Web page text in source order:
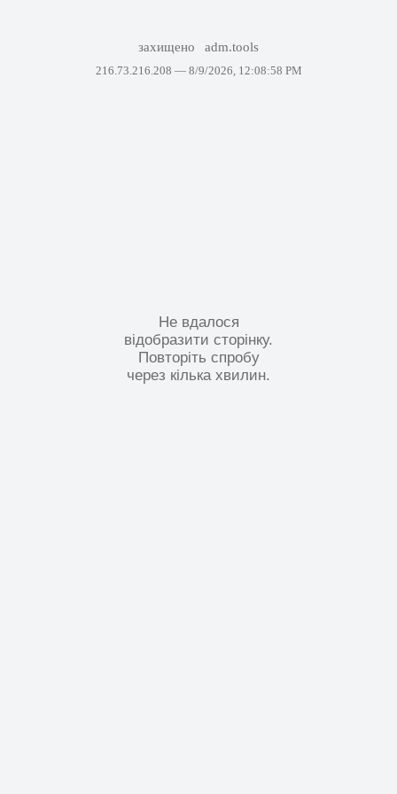
захищено adm.tools
216.73.216.208 — 8/9/2026, 12:08:58 PM
Не вдалося
відобразити сторінку.
Повторіть спробу
через кілька хвилин.